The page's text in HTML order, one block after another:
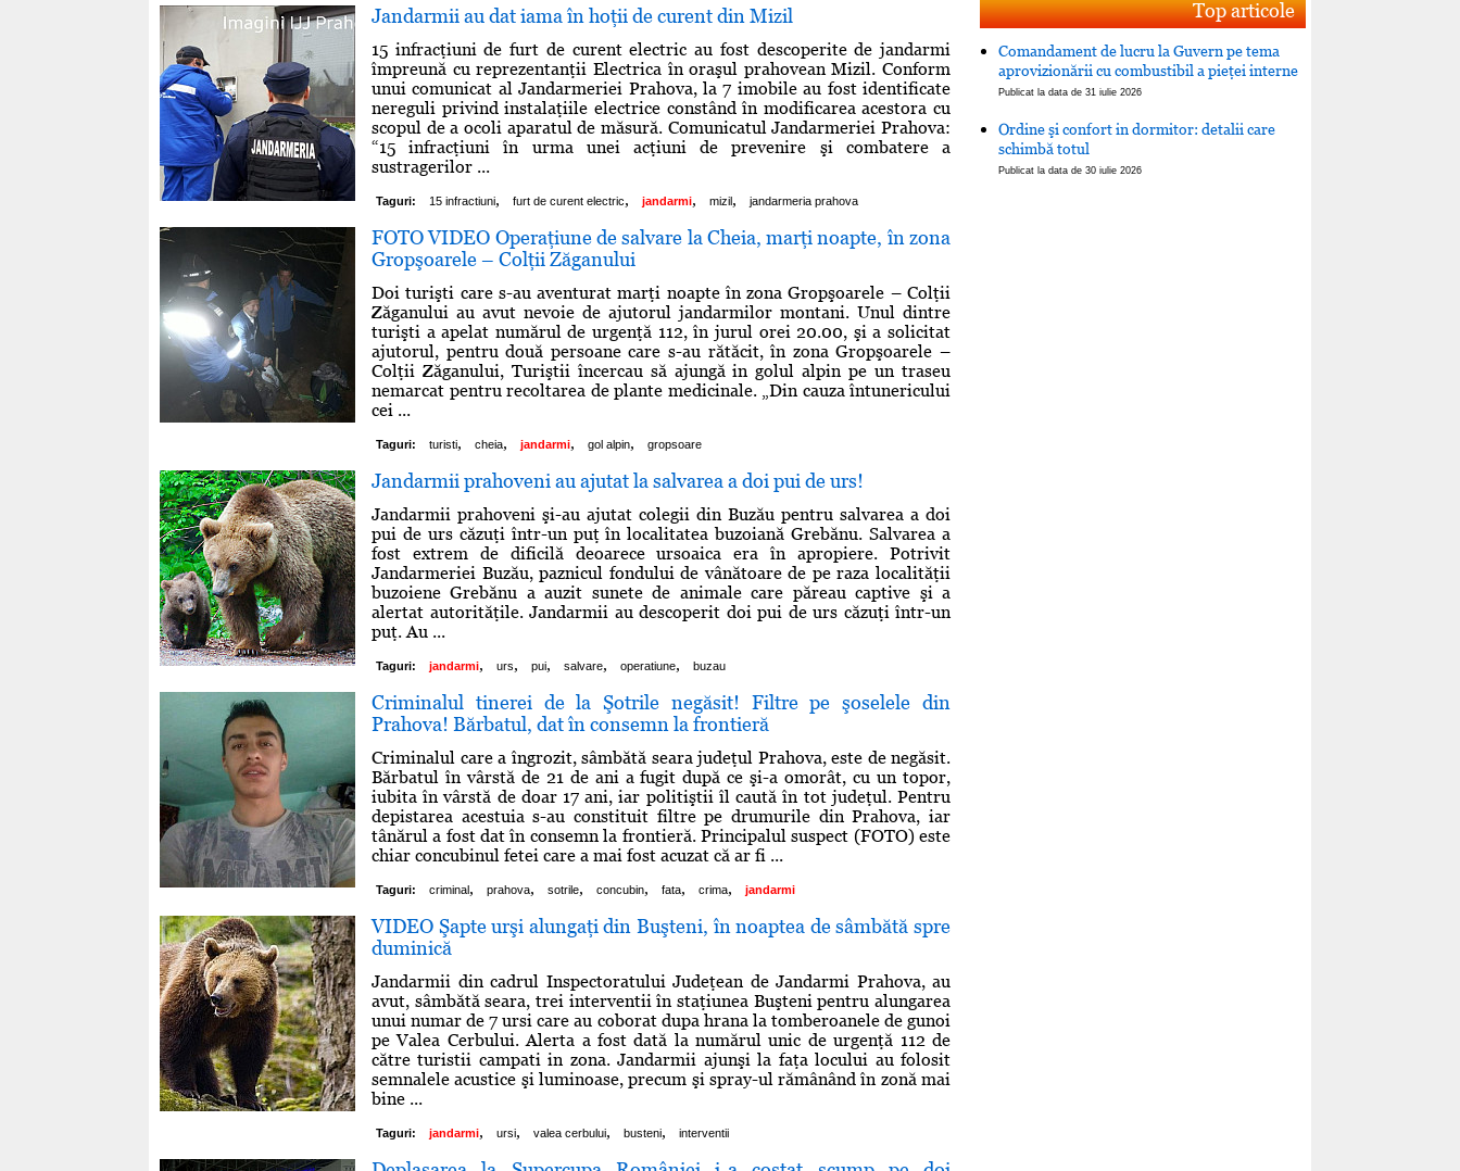
Jandarmii au dat iama în hoţii de curent din Mizil
15 infracţiuni de furt de curent electric au fost descoperite de jandarmi
împreună cu reprezentanţii Electrica în oraşul prahovean Mizil. Conform
unui comunicat al Jandarmeriei Prahova, la 7 imobile au fost identificate
nereguli privind instalaţiile electrice constând în modificarea acestora cu
scopul de a ocoli aparatul de măsură. Comunicatul Jandarmeriei Prahova:
“15 infracţiuni în urma unei acţiuni de prevenire şi combatere a
sustragerilor ...
Taguri: 15 infractiuni, furt de curent electric, jandarmi, mizil, jandarmeria prahova
FOTO VIDEO Operaţiune de salvare la Cheia, marţi noapte, în zona
Gropşoarele – Colţii Zăganului
Doi turişti care s-au aventurat marţi noapte în zona Gropşoarele – Colţii
Zăganului au avut nevoie de ajutorul jandarmilor montani. Unul dintre
turişti a apelat numărul de urgenţă 112, în jurul orei 20.00, şi a solicitat
ajutorul, pentru două persoane care s-au rătăcit, în zona Gropşoarele –
Colţii Zăganului, Turiştii încercau să ajungă in golul alpin pe un traseu
nemarcat pentru recoltarea de plante medicinale. „Din cauza întunericului
cei ...
Taguri: turisti, cheia, jandarmi, gol alpin, gropsoare
Jandarmii prahoveni au ajutat la salvarea a doi pui de urs!
Jandarmii prahoveni şi-au ajutat colegii din Buzău pentru salvarea a doi
pui de urs căzuţi într-un puţ în localitatea buzoiană Grebănu. Salvarea a
fost extrem de dificilă deoarece ursoaica era în apropiere. Potrivit
Jandarmeriei Buzău, paznicul fondului de vânătoare de pe raza localităţii
buzoiene Grebănu a auzit sunete de animale care păreau captive şi a
alertat autorităţile. Jandarmii au descoperit doi pui de urs căzuţi într-un
puţ. Au ...
Taguri: jandarmi, urs, pui, salvare, operatiune, buzau
Criminalul tinerei de la Şotrile negăsit! Filtre pe şoselele din
Prahova! Bărbatul, dat în consemn la frontieră
Criminalul care a îngrozit, sâmbătă seara judeţul Prahova, este de negăsit.
Bărbatul în vârstă de 21 de ani a fugit după ce şi-a omorât, cu un topor,
iubita în vârstă de doar 17 ani, iar politiştii îl caută în tot judeţul. Pentru
depistarea acestuia s-au constituit filtre pe drumurile din Prahova, iar
tânărul a fost dat în consemn la frontieră. Principalul suspect (FOTO) este
chiar concubinul fetei care a mai fost acuzat că ar fi ...
Taguri: criminal, prahova, sotrile, concubin, fata, crima, jandarmi
VIDEO Şapte urşi alungaţi din Buşteni, în noaptea de sâmbătă spre
duminică
Jandarmii din cadrul Inspectoratului Judeţean de Jandarmi Prahova, au
avut, sâmbătă seara, trei interventii în staţiunea Buşteni pentru alungarea
unui numar de 7 ursi care au coborat dupa hrana la tomberoanele de gunoi
pe Valea Cerbului. Alerta a fost dată la numărul unic de urgenţă 112 de
către turistii campati in zona. Jandarmii ajunşi la faţa locului au folosit
semnalele acustice şi luminoase, precum şi spray-ul rămânând în zonă mai
bine ...
Taguri: jandarmi, ursi, valea cerbului, busteni, interventii
Top articole
Comandament de lucru la Guvern pe tema
aprovizionării cu combustibil a pieţei interne
Publicat la data de 31 iulie 2026
Ordine şi confort in dormitor: detalii care
schimbă totul
Publicat la data de 30 iulie 2026